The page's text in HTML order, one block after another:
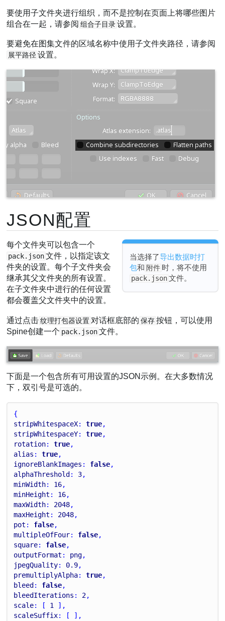
要使用子文件夹进行组织，而不是控制在页面上将哪些图片
组合在一起，请参阅 组合子目录 设置。
要避免在图集文件的区域名称中使用子文件夹路径，请参阅
展平路径 设置。
JSON配置
当选择了导出数据时打
包和 附件 时，将不使用
pack.json文件。
每个文件夹可以包含一个
pack.json 文件，以指定该文
件夹的设置。每个子文件夹会
继承其父文件夹的所有设置。
在子文件夹中进行的任何设置
都会覆盖父文件夹中的设置。
通过点击 纹理打包器设置 对话框底部的 保存 按钮，可以使用
Spine创建一个 pack.json 文件。
下面是一个包含所有可用设置的JSON示例。在大多数情况
下，双引号是可选的。
{
stripWhitespaceX: true,
stripWhitespaceY: true,
rotation: true,
alias : true,
ignoreBlankImages : false,
alphaThreshold : 3,
minWidth: 16,
minHeight : 16,
maxWidth: 2048,
maxHeight : 2048,
pot : false,
multipleOfFour: false,
square: false,
outputFormat : png,
jpegQuality: 0.9,
premultiplyAlpha: true,
bleed : false,
bleedIterations : 2,
scale: [ 1 ],
scaleSuffix: [ ],